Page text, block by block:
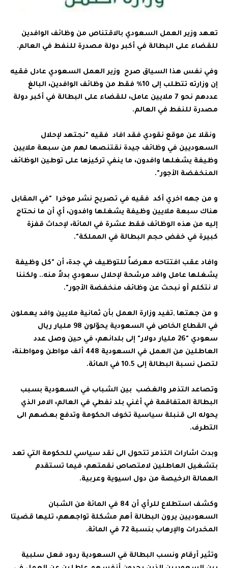
تعهد وزير العمل السعودي بالاقتناص من وظائف الوافدين
للقضاء على البطالة في أكبر دولة مصدرة للنفط في العالم.
وفي نفس هذا السياق صرح وزير العمل السعودي عادل فقيه
إن وزارته تتطلب إلى 10% فقط من وظائف الوافدين، البالغ
عددهم نحو 7 ملايين عامل، للقضاء على البطالة في أكبر دولة
مصدرة للنفط في العالم.
ونقلا عن موقع نقودي فقد افاد فقيه "نجتهد لإحلال
السعوديين في وظائف جيدة نقتنصها لهم من سبعة ملايين
وظيفة يشغلها وافدون، ما ينفي تركيزها على توطين الوظائف
المنخفضة الأجور".
و من جهه اخري أكد فقيه في تصريح نشر موخرا "في المقابل
هناك سبعة ملايين وظيفة يشغلها وافدون، أي أن ما نحتاج
إليه من هذه الوظائف فقط عشرة في المائة، لإحداث قفزة
كبيرة في خفض حجم البطالة في المملكة".
وافاد عقب افتتاحه معرضاً للتوظيف في جدة، أن "كل وظيفة
يشغلها عامل وافد مرشحة لإحلال سعودي بدلاً منه.. ولكننا
لا نتكلم أو نبحث عن وظائف منخفضة الأجور".
و من جهتها ,تفيد وزارة العمل بأن ثمانية ملايين وافد يعملون
في القطاع الخاص في السعودية يحوّلون 98 مليار ريال
سعودي "26 مليار دولار" إلى بلدانهم، في حين وصل عدد
العاطلين من العمل في السعودية 448 ألف مواطن ومواطنة،
لتصل نسبة البطالة إلى 10.5 في المائة.
وتصاعد التذمر والغضب بين الشباب في السعودية بسبب
البطالة المتفاقمة في أغني بلد نفطي في العالم، الامر الذي
يحوله الى قنبلة سياسية تخوف الحكومة وتدفع بعضهم الى
التطرف.
وبدت اشارات التذمر تتحول الى نقد سياسي للحكومة التي تعد
بتشغيل العاطلين لامتصاص نقمتهم، فيما تستقدم
العمالة الرخيصة من دول اسيوية وعربية.
وكشف استطلاع للرأي أن 84 في المائة من الشبان
السعوديين يرون البطالة أهم مشكلة تواجههم، تليها قضيتا
المخدرات والإرهاب بنسبة 72 في المائة.
وتثير أرقام ونسب البطالة في السعودية ردود فعل سلبية